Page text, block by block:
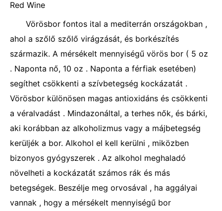
Red Wine
Vörösbor fontos ital a mediterrán országokban ,
ahol a szőlő szőlő virágzását, és borkészítés
származik. A mérsékelt mennyiségű vörös bor ( 5 oz
. Naponta nő, 10 oz . Naponta a férfiak esetében)
segíthet csökkenti a szívbetegség kockázatát .
Vörösbor különösen magas antioxidáns és csökkenti
a véralvadást . Mindazonáltal, a terhes nők, és bárki,
aki korábban az alkoholizmus vagy a májbetegség
kerüljék a bor. Alkohol el kell kerülni , miközben
bizonyos gyógyszerek . Az alkohol meghaladó
növelheti a kockázatát számos rák és más
betegségek. Beszélje meg orvosával , ha aggályai
vannak , hogy a mérsékelt mennyiségű bor